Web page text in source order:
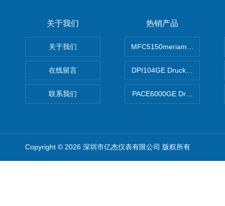
关于我们
关于我们
在线留言
联系我们
热销产品
MFC5150meriam智能手操器
DPI104GE Druck德鲁克
PACE6000GE Druck德鲁克
Copyright © 2026 深圳市亿杰仪表有限公司 版权所有